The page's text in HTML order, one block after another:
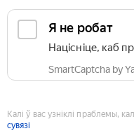
Я не робат
Націсніце, каб
SmartCaptcha by
Калі ў вас узніклі праблемы,
сувязі